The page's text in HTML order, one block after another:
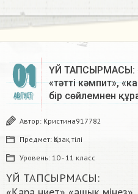
01
АВГУСТ
ҮЙ ТАПСЫРМАСЫ:
«тәтті кәмпит»,
бір сөйлемнен
Автор: Кристина917782
Предмет: Қазақ тiлi
Уровень: 10 - 11 класс
ҮЙ ТАПСЫРМАСЫ: